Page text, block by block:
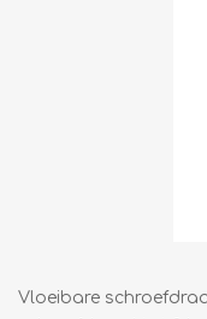
Vloeibare